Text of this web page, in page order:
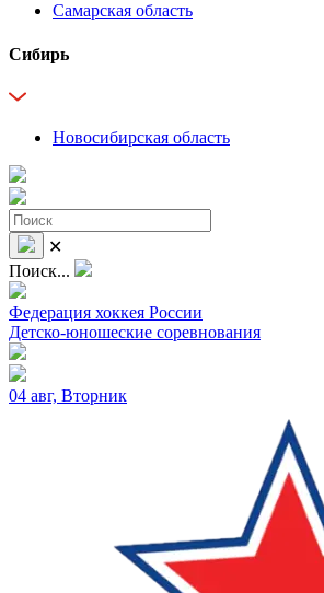
Самарская область
Сибирь
Новосибирская область
✕
Поиск...
Федерация хоккея России
Детско-юношеские соревнования
04 авг, Вторник